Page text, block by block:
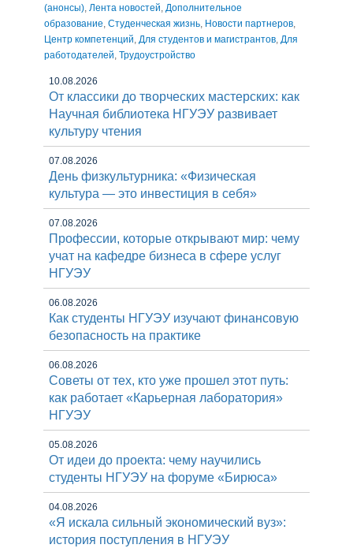
(анонсы), Лента новостей, Дополнительное
образование, Студенческая жизнь, Новости партнеров,
Центр компетенций, Для студентов и магистрантов, Для
работодателей, Трудоустройство
10.08.2026
От классики до творческих мастерских: как
Научная библиотека НГУЭУ развивает
культуру чтения
07.08.2026
День физкультурника: «Физическая
культура — это инвестиция в себя»
07.08.2026
Профессии, которые открывают мир: чему
учат на кафедре бизнеса в сфере услуг
НГУЭУ
06.08.2026
Как студенты НГУЭУ изучают финансовую
безопасность на практике
06.08.2026
Советы от тех, кто уже прошел этот путь:
как работает «Карьерная лаборатория»
НГУЭУ
05.08.2026
От идеи до проекта: чему научились
студенты НГУЭУ на форуме «Бирюса»
04.08.2026
«Я искала сильный экономический вуз»:
история поступления в НГУЭУ